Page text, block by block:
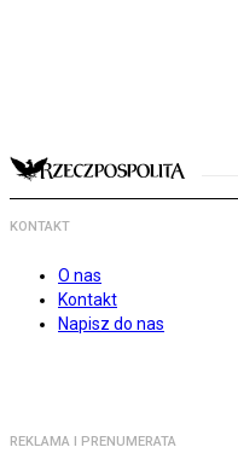
KONTAKT
O nas
Kontakt
Napisz do nas
REKLAMA I PRENUMERATA